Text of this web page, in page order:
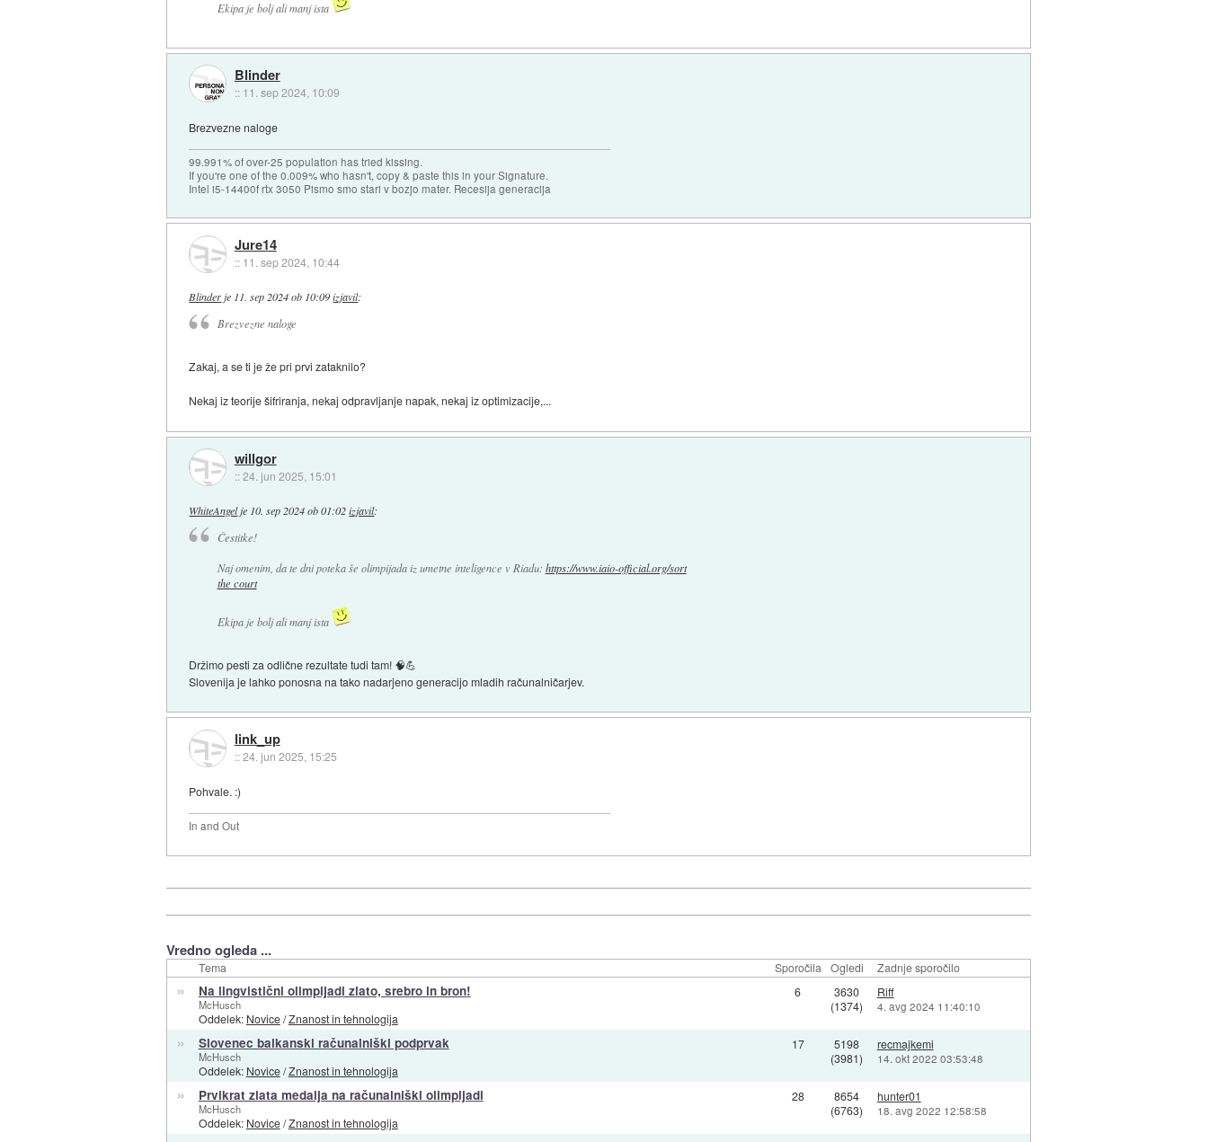
Ekipa je bolj ali manj ista
Blinder
:: 11. sep 2024, 10:09
Brezvezne naloge
99.991% of over-25 population has tried kissing.
If you're one of the 0.009% who hasn't, copy & paste this in your Signature.
Intel i5-14400f rtx 3050 Pismo smo stari v bozjo mater. Recesija generacija
Jure14
:: 11. sep 2024, 10:44
Blinder je 11. sep 2024 ob 10:09 izjavil:
Brezvezne naloge
Zakaj, a se ti je že pri prvi zataknilo?
Nekaj iz teorije šifriranja, nekaj odpravljanje napak, nekaj iz optimizacije,...
willgor
::24. jun 2025, 15:01
WhiteAngelje 10. sep 2024 ob 01:02 izjavil:
Čestitke!
Naj omenim, da te dni poteka še olimpijada iz umetne inteligence v Riadu: https://www.iaio-official.org/sort
the court
Ekipa je bolj ali manj ista
Držimo pesti za odlične rezultate tudi tam! 🧠💪
Slovenija je lahko ponosna na tako nadarjeno generacijo mladih računalničarjev.
link_up
::24. jun 2025, 15:25
Pohvale. :)
In and Out
Vredno ogleda ...
Tema Sporočila Ogledi Zadnje sporočilo
» Na lingvistični olimpijadi zlato, srebro in bron!
McHusch
Oddelek: Novice/Znanost in tehnologija
6
3630
(1374)
Riff
4. avg 2024 11:40:10
» Slovenec balkanski računalniški podprvak
McHusch
Oddelek: Novice/Znanost in tehnologija
17
5198
(3981)
recmajkemi
14. okt 2022 03:53:48
» Prvikrat zlata medalja na računalniški olimpijadi
McHusch
Oddelek: Novice/Znanost in tehnologija
28
8654
(6763)
hunter01
18. avg 2022 12:58:58